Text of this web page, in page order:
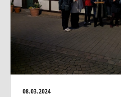
08.03.2024